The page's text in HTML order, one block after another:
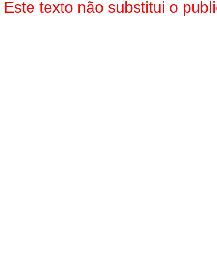
Este texto não substitui o